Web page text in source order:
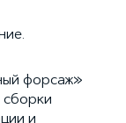
форсаж»
сборки
и